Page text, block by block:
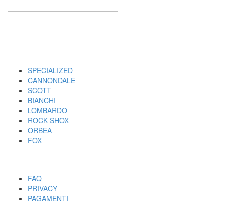
SPECIALIZED
CANNONDALE
SCOTT
BIANCHI
LOMBARDO
ROCK SHOX
ORBEA
FOX
FAQ
PRIVACY
PAGAMENTI